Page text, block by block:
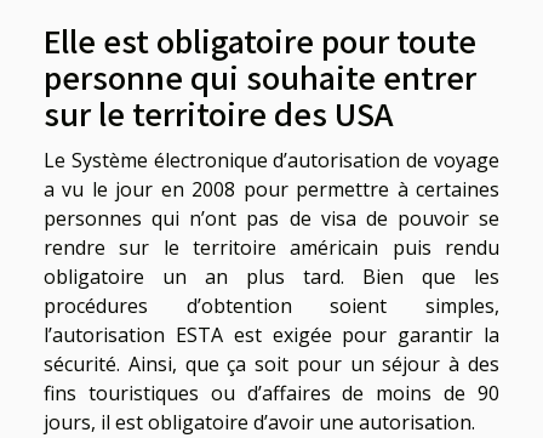
Elle est obligatoire pour toute
personne qui souhaite entrer
sur le territoire des USA
Le Système électronique d’autorisation de voyage
a vu le jour en 2008 pour permettre à certaines
personnes qui n’ont pas de visa de pouvoir se
rendre sur le territoire américain puis rendu
obligatoire un an plus tard. Bien que les
procédures d’obtention soient simples,
l’autorisation ESTA est exigée pour garantir la
sécurité. Ainsi, que ça soit pour un séjour à des
fins touristiques ou d’affaires de moins de 90
jours, il est obligatoire d’avoir une autorisation.